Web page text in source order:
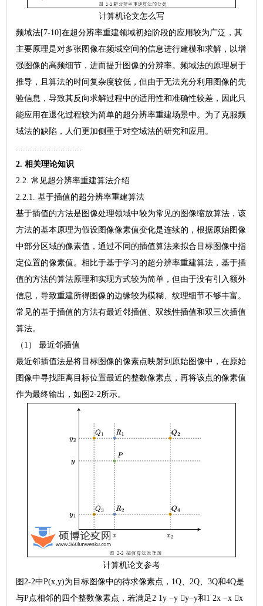
计算机论文怎么写
频域法[7-10]在超分辨率重建领域初始阶段的应用较为广泛，其
主要原理是对多张图像在频域空间的信息进行建模和求解，以增
强图像的高频细节，进而提升图像的分辨率。频域法的原理易于
推导，且算法的时间复杂度较低，但由于无法充分利用图像的先
验信息，导致其反向求解过程中的适用性和准确性较差，因此只
能应用在退化过程较为简单的超分辨率重建场景中。为了克服频
域法的缺陷，人们更加侧重于对空域法的研究和应用。
2. 相关理论知识
2.2. 常见超分辨率重建算法介绍
2.2.1. 基于插值的超分辨率重建算法
基于插值的方法是图像处理领域中较为常见的图像缩放算法，该
方法的基本原理为假设图像像素值变化是连续的，根据原始图像
中部分区域的像素值，通过不同的插值算法来拟合目标图像中指
定位置的像素值。相比于基于学习的超分辨率重建算法，基于插
值的方法的算法原理和实现方式较为简单，但由于没有引入额外
信息，导致重建所得图像的边缘较为模糊、纹理细节不够丰富。
常见的基于插值的方法有最近邻插值、双线性插值和双三次插值
算法。
（1） 最近邻插值
最近邻插值法是将目标图像的像素点映射到原始图像中，在原始
图像中寻找距离目标位置最近的整数像素点，再将该点的像素值
作为最终输出，如图2-2所示。
计算机论文参考
图2-2中P(x,y)为目标图像中的待求像素点，1Q、2Q、3Q和4Q是
与P点相邻的四个整数像素点，若满足2 1y −y y−y和1 2x −x x